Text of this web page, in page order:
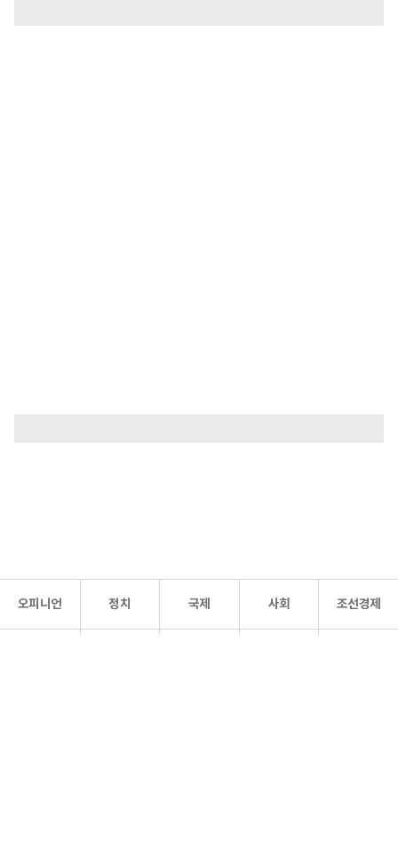
오피니언 정치 국제 사회 조선경제